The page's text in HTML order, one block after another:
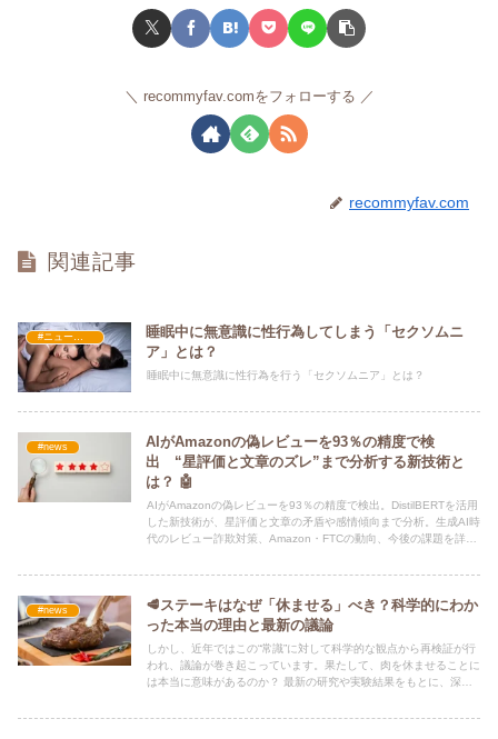
recommyfav.comをフォローする
recommyfav.com
関連記事
#ニュース・社会・コラム
睡眠中に無意識に性行為してしまう「セクソムニ
ア」とは？
睡眠中に無意識に性行為を行う「セクソムニア」とは？
#news
AIがAmazonの偽レビューを93％の精度で検
出 “星評価と文章のズレ”まで分析する新技術と
は？ 🤖
AIがAmazonの偽レビューを93％の精度で検出。DistilBERTを活用
した新技術が、星評価と文章の矛盾や感情傾向まで分析。生成AI時
代のレビュー詐欺対策、Amazon・FTCの動向、今後の課題を詳し
#news
🥩ステーキはなぜ「休ませる」べき？科学的にわか
った本当の理由と最新の議論
しかし、近年ではこの“常識”に対して科学的な観点から再検証が行
われ、議論が巻き起こっています。果たして、肉を休ませることに
は本当に意味があるのか？ 最新の研究や実験結果をもとに、深掘